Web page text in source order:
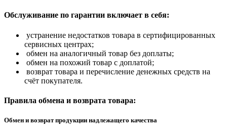
Обслуживание по гарантии включает в себя:
устранение недостатков товара в сертифицированных
сервисных центрах;
обмен на аналогичный товар без доплаты;
обмен на похожий товар с доплатой;
возврат товара и перечисление денежных средств на
счёт покупателя.
Правила обмена и возврата товара:
Обмен и возврат продукции надлежащего качества